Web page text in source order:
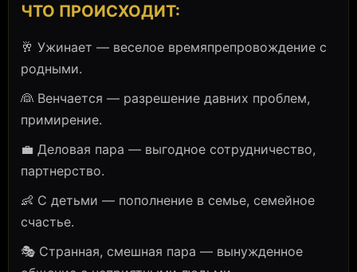
ЧТО ПРОИСХОДИТ:
🥂 Ужинает — веселое времяпрепровождение с
родными.
👰 Венчается — разрешение давних проблем,
примирение.
💼 Деловая пара — выгодное сотрудничество,
партнерство.
👶 С детьми — пополнение в семье, семейное
счастье.
🎭 Странная, смешная пара — вынужденное